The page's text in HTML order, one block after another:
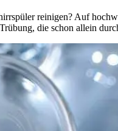
reinigen? Auf
die schon allein